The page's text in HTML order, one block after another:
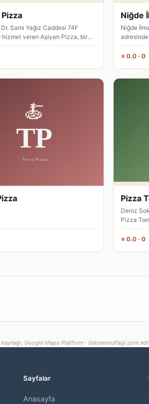
Sami Yağız Caddesi 74F
hizmet veren Aşiyan Pizza, bir
Kente özgü l…
Niğde
Niğde
⭐ 0.0 · 0
Pizza
Deniz
Pizza
faaliyet
⭐ 0.0 · 0
kaynağı: Google Maps Platform · italyanmutfagi.com
Sayfalar
Anasayfa